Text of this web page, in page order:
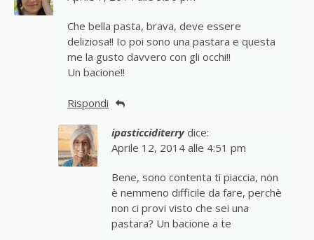
Che bella pasta, brava, deve essere
deliziosa!! Io poi sono una pastara e questa
me la gusto davvero con gli occhi!!
Un bacione!!
Rispondi
ipasticciditerry dice:
Aprile 12, 2014 alle 4:51 pm
Bene, sono contenta ti piaccia, non
è nemmeno difficile da fare, perchè
non ci provi visto che sei una
pastara? Un bacione a te